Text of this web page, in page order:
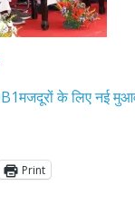
के लिए नई
Print